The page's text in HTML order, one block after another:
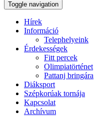
Toggle navigation
Hírek
Információ
Telephelyeink
Érdekességek
Fitt percek
Olimpiatörténet
Pattanj bringára
Diáksport
Szépkorúak tornája
Kapcsolat
Archívum